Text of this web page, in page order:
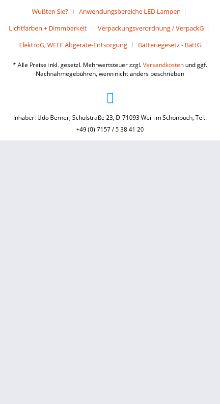
Wußten Sie?
Anwendungsbereiche LED Lampen
Lichtfarben + Dimmbarkeit
Verpackungsverordnung / VerpackG
ElektroG, WEEE Altgeräte-Entsorgung
Batteriegesetz - BattG
* Alle Preise inkl. gesetzl. Mehrwertsteuer zzgl.Versandkosten und ggf.
Nachnahmegebühren, wenn nicht anders beschrieben
Inhaber: Udo Berner, Schulstraße 23, D-71093 Weil im Schönbuch, Tel.:
+49 (0) 7157 / 5 38 41 20